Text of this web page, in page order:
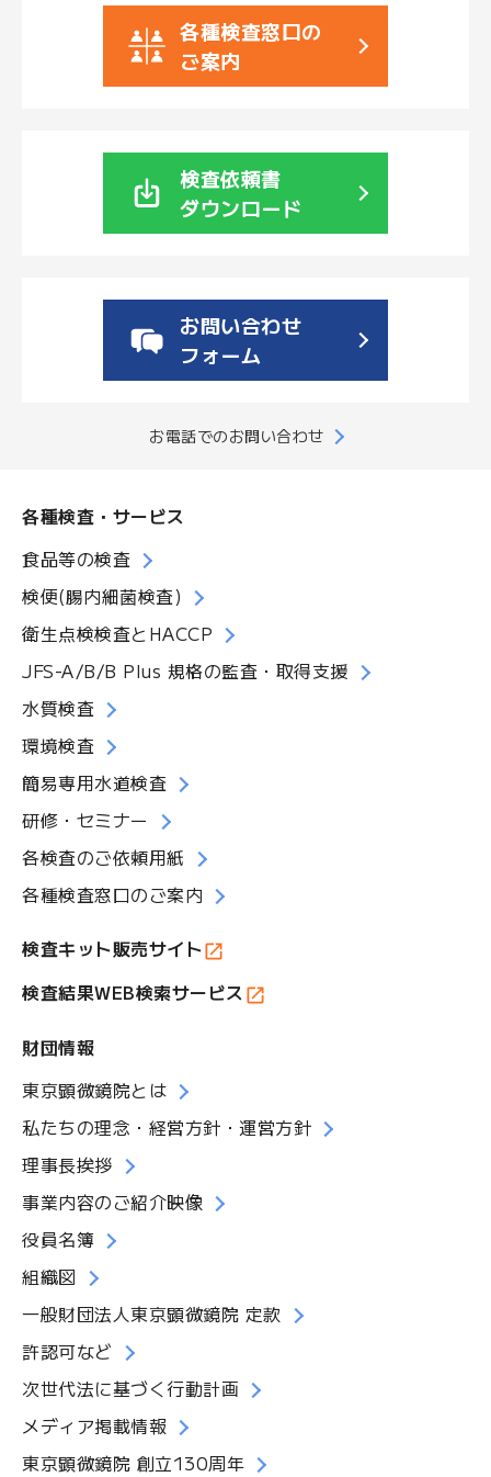
各種検査窓口の
ご案内
検査依頼書
ダウンロード
お問い合わせ
フォーム
お電話でのお問い合わせ
各種検査・サービス
食品等の検査
検便(腸内細菌検査)
衛生点検検査とHACCP
JFS-A/B/B Plus 規格の監査・取得支援
水質検査
環境検査
簡易専用水道検査
研修・セミナー
各検査のご依頼用紙
各種検査窓口のご案内
検査キット販売サイト
検査結果WEB検索サービス
財団情報
東京顕微鏡院とは
私たちの理念・経営方針・運営方針
理事長挨拶
事業内容のご紹介映像
役員名簿
組織図
一般財団法人東京顕微鏡院 定款
許認可など
次世代法に基づく行動計画
メディア掲載情報
東京顕微鏡院 創立130周年